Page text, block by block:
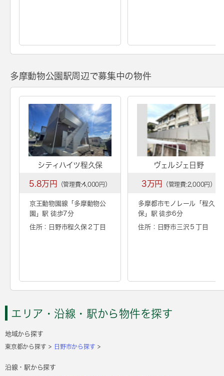
多摩動物公園駅周辺で募集中の物件
シティハイツ程久保
5.8万円 （管理費:4,000円）
京王動物園線「 多摩動物公
園 」駅 徒歩7分
住所：日野市程久保２丁目
ヴェルジェ日野
3万円 （管理費:2,000円）
多摩都市モノレール「 程久
保 」駅 徒歩6分
住所：日野市三沢５丁目
エリア・沿線・駅から物件を探す
地域から探す
東京都から探す 日野市から探す
沿線・駅から探す